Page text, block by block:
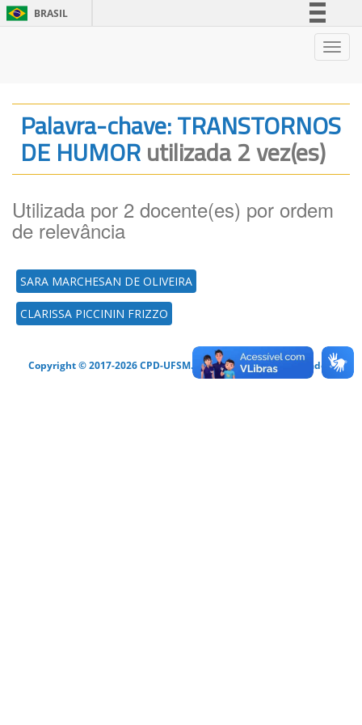
BRASIL
Legislação
Canais
Palavra-chave: TRANSTORNOS
DE HUMORutilizada 2 vez(es)
Utilizada por 2 docente(es) por ordem
de relevância
SARA MARCHESAN DE OLIVEIRA
CLARISSA PICCININ FRIZZO
Copyright © 2017-2026 CPD-UFSM. Todos os direitos reservados.